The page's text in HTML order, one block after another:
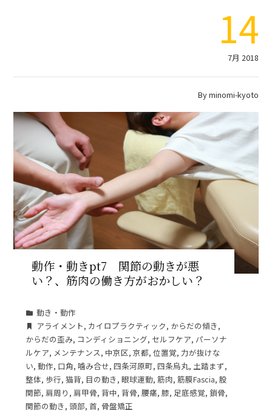
14
7月 2018
Byminomi-kyoto
動作・動きpt7 関節の動きが悪
い？、筋肉の働き方がおかしい？
動き・動作
アライメント, カイロプラクティック, からだの傾き,
からだの歪み, コンディショニング, セルフケア, パーソナ
ルケア, メンテナンス,中京区,京都,位置覚, 力が抜けな
い,動作, 口角,噛み合せ,四条河原町,四条烏丸, 土踏まず,
整体, 歩行,猫背, 目の動き,眼球運動,筋肉,筋膜Fascia,股
関節, 肩周り , 肩甲骨, 背中, 背骨,腰痛,膝, 足底感覚,鎖骨,
関節の動き, 頭部,首, 骨盤矯正